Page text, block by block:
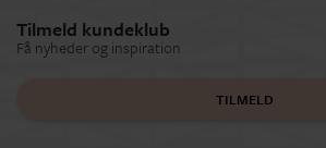
Tilmeld kundeklub
Få nyheder og inspiration
TILMELD